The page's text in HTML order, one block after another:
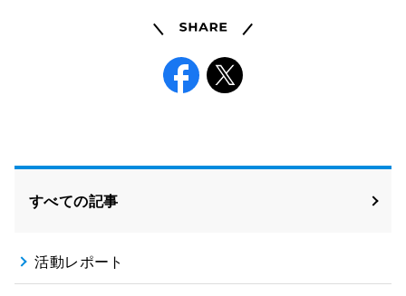
Share
すべての記事
活動レポート